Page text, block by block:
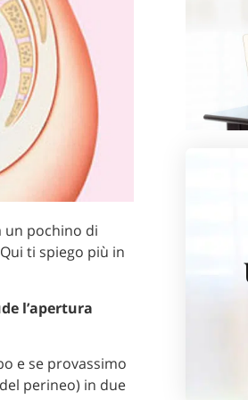
un pochino di
ti spiego più in
l’apertura
e se provassimo
perineo) in due